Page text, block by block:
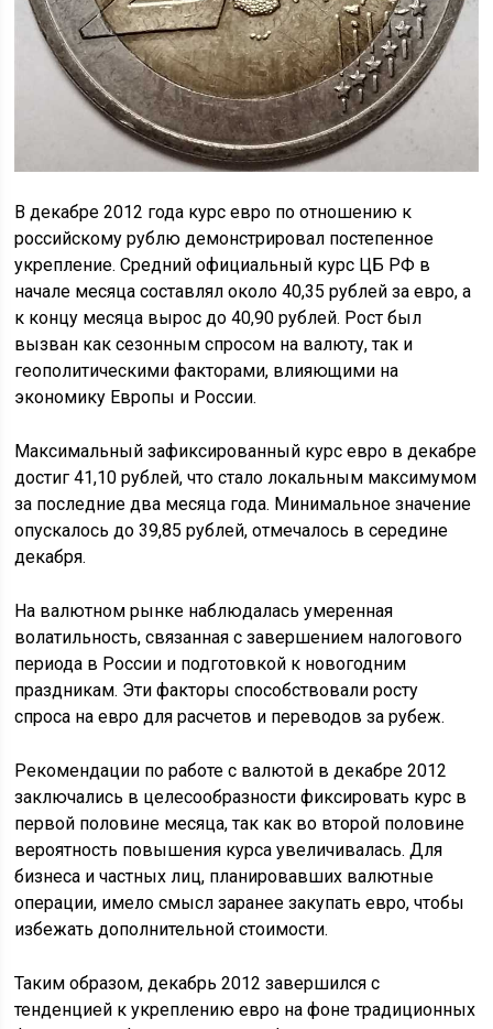
В декабре 2012 года курс евро по отношению к
российскому рублю демонстрировал постепенное
укрепление. Средний официальный курс ЦБ РФ в
начале месяца составлял около 40,35 рублей за евро, а
к концу месяца вырос до 40,90 рублей. Рост был
вызван как сезонным спросом на валюту, так и
геополитическими факторами, влияющими на
экономику Европы и России.
Максимальный зафиксированный курс евро в декабре
достиг 41,10 рублей, что стало локальным максимумом
за последние два месяца года. Минимальное значение
опускалось до 39,85 рублей, отмечалось в середине
декабря.
На валютном рынке наблюдалась умеренная
волатильность, связанная с завершением налогового
периода в России и подготовкой к новогодним
праздникам. Эти факторы способствовали росту
спроса на евро для расчетов и переводов за рубеж.
Рекомендации по работе с валютой в декабре 2012
заключались в целесообразности фиксировать курс в
первой половине месяца, так как во второй половине
вероятность повышения курса увеличивалась. Для
бизнеса и частных лиц, планировавших валютные
операции, имело смысл заранее закупать евро, чтобы
избежать дополнительной стоимости.
Таким образом, декабрь 2012 завершился с
тенденцией к укреплению евро на фоне традиционных